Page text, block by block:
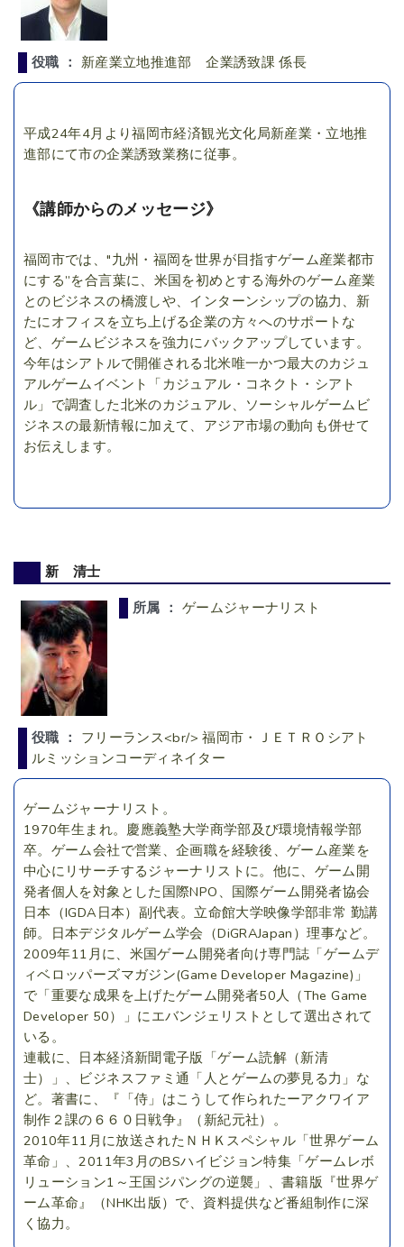
役職 ： 新産業立地推進部 企業誘致課 係長
平成24年4月より福岡市経済観光文化局新産業・立地推
進部にて市の企業誘致業務に従事。
《講師からのメッセージ》
福岡市では、"九州・福岡を世界が目指すゲーム産業都市
にする”を合言葉に、米国を初めとする海外のゲーム産業
とのビジネスの橋渡しや、インターンシップの協力、新
たにオフィスを立ち上げる企業の方々へのサポートな
ど、ゲームビジネスを強力にバックアップしています。
今年はシアトルで開催される北米唯一かつ最大のカジュ
アルゲームイベント「カジュアル・コネクト・シアト
ル」で調査した北米のカジュアル、ソーシャルゲームビ
ジネスの最新情報に加えて、アジア市場の動向も併せて
お伝えします。
新 清士
所属 ： ゲームジャーナリスト
役職 ： フリーランス<br/> 福岡市・ＪＥＴＲＯシアト
ルミッションコーディネイター
ゲームジャーナリスト。
1970年生まれ。慶應義塾大学商学部及び環境情報学部
卒。ゲーム会社で営業、企画職を経験後、ゲーム産業を
中心にリサーチするジャーナリストに。他に、ゲーム開
発者個人を対象とした国際NPO、国際ゲーム開発者協会
日本（IGDA日本）副代表。立命館大学映像学部非常 勤講
師。日本デジタルゲーム学会（DiGRAJapan）理事など。
2009年11月に、米国ゲーム開発者向け専門誌「ゲームデ
ィベロッパーズマガジン(Game Developer Magazine)」
で「重要な成果を上げたゲーム開発者50人（The Game
Developer 50）」にエバンジェリストとして選出されて
いる。
連載に、日本経済新聞電子版「ゲーム読解（新清
士）」、ビジネスファミ通「人とゲームの夢見る力」な
ど。著書に、『「侍」はこうして作られたーアクワイア
制作２課の６６０日戦争』（新紀元社）。
2010年11月に放送されたＮＨＫスペシャル「世界ゲーム
革命」、2011年3月のBSハイビジョン特集「ゲームレボ
リューション1～王国ジパングの逆襲」、書籍版『世界ゲ
ーム革命』（NHK出版）で、資料提供など番組制作に深
く協力。